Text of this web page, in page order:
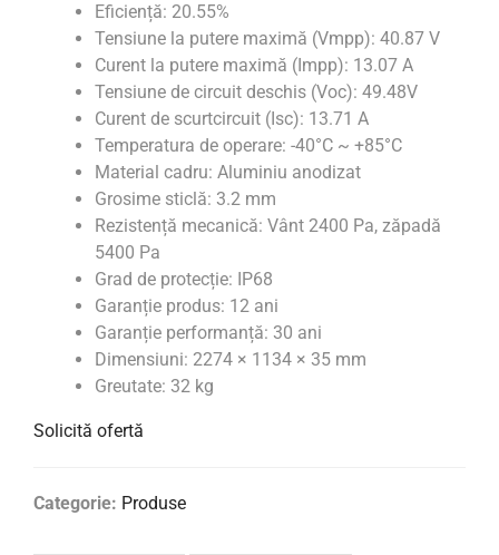
Eficiență: 20.55%
Tensiune la putere maximă (Vmpp): 40.87 V
Curent la putere maximă (Impp): 13.07 A
Tensiune de circuit deschis (Voc): 49.48V
Curent de scurtcircuit (Isc): 13.71 A
Temperatura de operare: -40°C ~ +85°C
Material cadru: Aluminiu anodizat
Grosime sticlă: 3.2 mm
Rezistență mecanică: Vânt 2400 Pa, zăpadă
5400 Pa
Grad de protecție: IP68
Garanție produs: 12 ani
Garanție performanță: 30 ani
Dimensiuni: 2274 × 1134 × 35 mm
Greutate: 32 kg
Solicită ofertă
Categorie: Produse